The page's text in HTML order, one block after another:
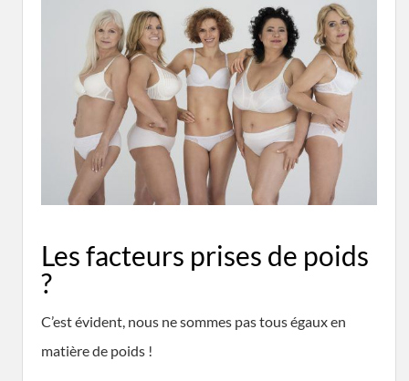
Les facteurs prises de poids
?
C’est évident, nous ne sommes pas tous égaux en
matière de poids !